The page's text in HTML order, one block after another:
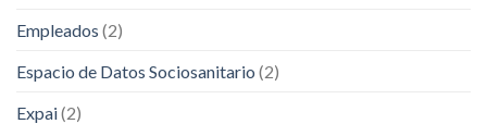
Empleados (2)
Espacio de Datos Sociosanitario (2)
Expai(2)